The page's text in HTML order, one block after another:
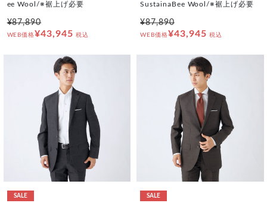
ee Wool/※裾上げ必要
¥87,890
WEB価格¥43,945 税込
SustainaBee Wool/※裾上げ必要
¥87,890
WEB価格¥43,945 税込
SALE SALE